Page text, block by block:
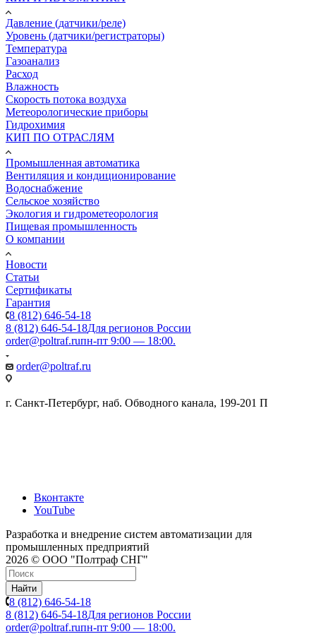
Давление (датчики/реле)
Уровень (датчики/регистраторы)
Температура
Газоанализ
Расход
Влажность
Скорость потока воздуха
Метеорологические приборы
Гидрохимия
КИП ПО ОТРАСЛЯМ
Промышленная автоматика
Вентиляция и кондиционирование
Водоснабжение
Сельское хозяйство
Экология и гидрометеорология
Пищевая промышленность
О компании
Новости
Статьи
Сертификаты
Гарантия
8 (812) 646-54-18
8 (812) 646-54-18Для регионов России
order@poltraf.ruпн-пт 9:00 — 18:00.
order@poltraf.ru
г. Санкт-Петербург, наб. Обводного канала, 199-201 П
Вконтакте
YouTube
Разработка и внедрение систем автоматизации для
промышленных предприятий
2026 © ООО "Полтраф СНГ"
Найти
8 (812) 646-54-18
8 (812) 646-54-18Для регионов России
order@poltraf.ruпн-пт 9:00 — 18:00.